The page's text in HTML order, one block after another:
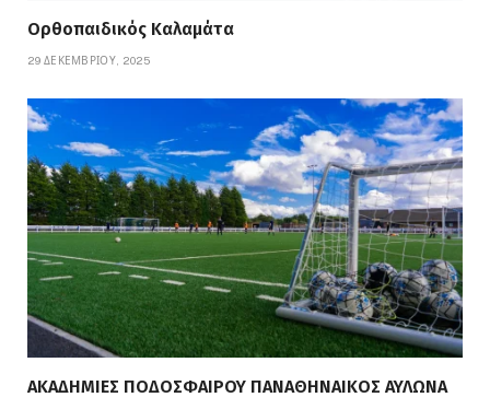
Ορθοπαιδικός Καλαμάτα
29 ΔΕΚΕΜΒΡΊΟΥ, 2025
ΑΚΑΔΗΜΙΕΣ ΠΟΔΟΣΦΑΙΡΟΥ ΠΑΝΑΘΗΝΑΙΚΟΣ ΑΥΛΩΝΑ